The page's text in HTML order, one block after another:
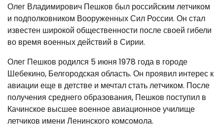
Олег Владимирович Пешков был российским летчиком
и подполковником Вооруженных Сил России. Он стал
известен широкой общественности после своей гибели
во время военных действий в Сирии.
Олег Пешков родился 5 июня 1978 года в городе
Шебекино, Белгородская область. Он проявил интерес к
авиации еще в детстве и мечтал стать летчиком. После
получения среднего образования, Пешков поступил в
Качинское высшее военное авиационное училище
летчиков имени Ленинского комсомола.